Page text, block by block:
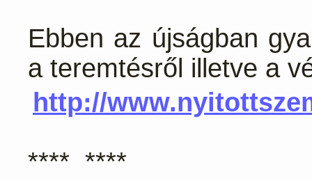
Ebben az újságban
a teremtésről illetve a
http://
**** ****